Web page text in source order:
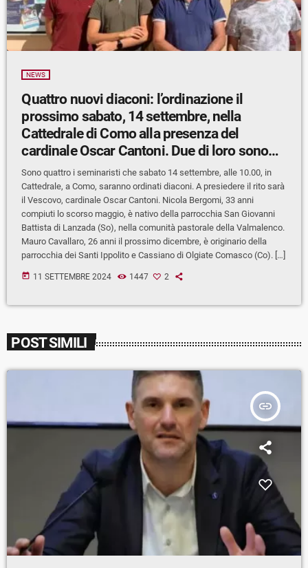
NEWS
Quattro nuovi diaconi: l’ordinazione il
prossimo sabato, 14 settembre, nella
Cattedrale di Como alla presenza del
cardinale Oscar Cantoni. Due di loro sono
valtellinesi
Sono quattro i seminaristi che sabato 14 settembre, alle 10.00, in
Cattedrale, a Como, saranno ordinati diaconi. A presiedere il rito sarà
il Vescovo, cardinale Oscar Cantoni. Nicola Bergomi, 33 anni
compiuti lo scorso maggio, è nativo della parrocchia San Giovanni
Battista di Lanzada (So), nella comunità pastorale della Valmalenco.
Mauro Cavallaro, 26 anni il prossimo dicembre, è originario della
parrocchia dei Santi Ippolito e Cassiano di Olgiate Comasco (Co). […]
today 11 SETTEMBRE 2024 1447 2
POST SIMILI
insert_link